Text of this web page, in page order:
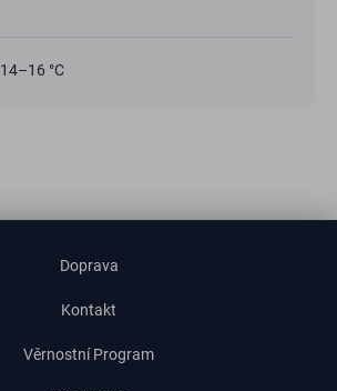
14–16 °C
Doprava
Kontakt
Věrnostní Program